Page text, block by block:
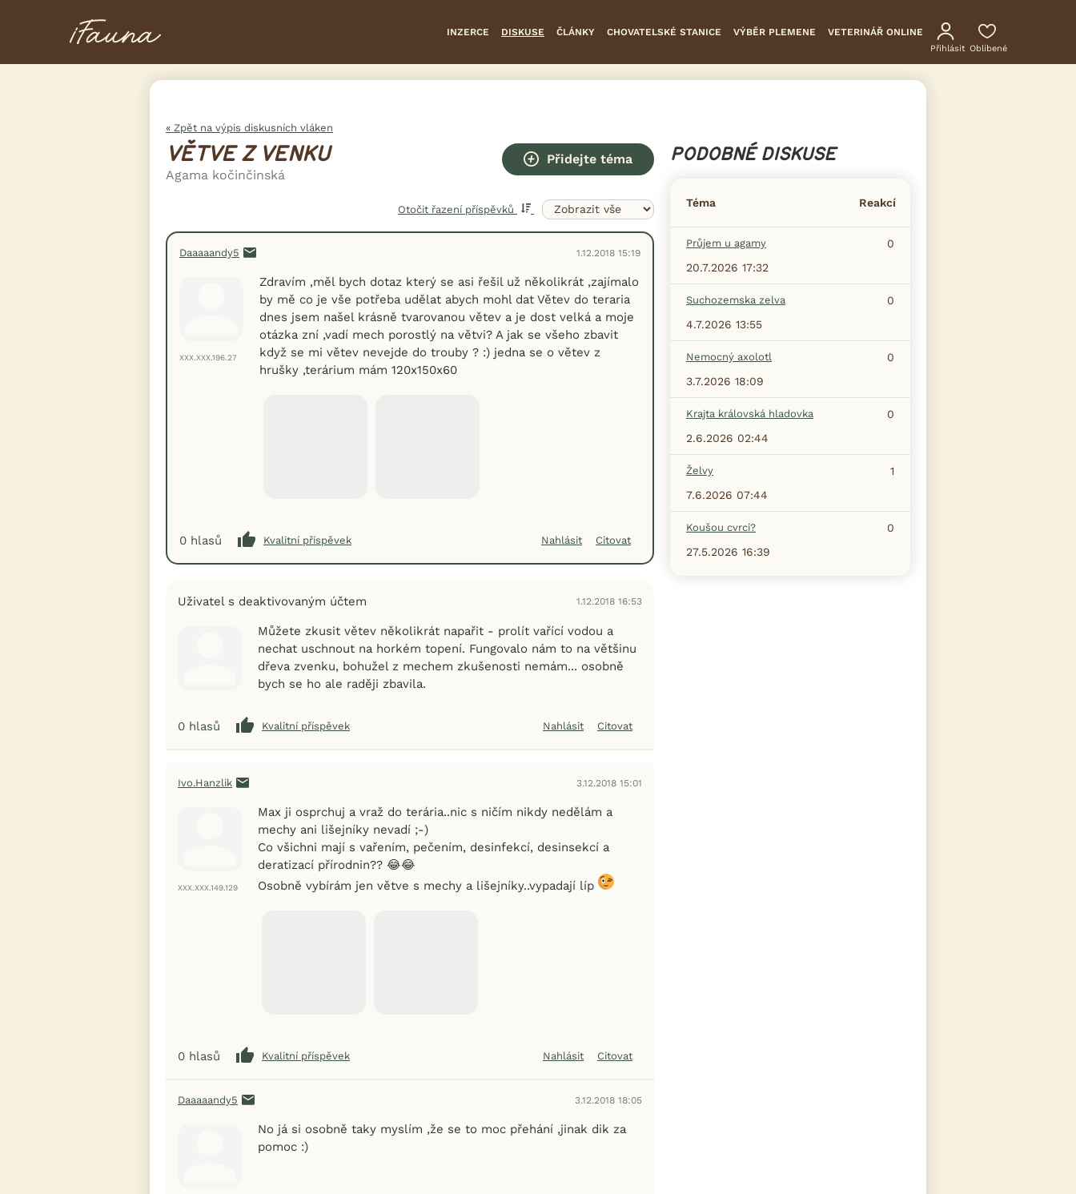
INZERCE DISKUSE ČLÁNKY CHOVATELSKÉ STANICE VÝBĚR PLEMENE VETERINÁŘ ONLINE
Přihlásit Oblíbené
« Zpět na výpis diskusních vláken
VĚTVE Z VENKU
Agama kočinčinská
Přidejte téma
Otočit řazení příspěvků
Daaaaandy5 1.12.2018 15:19
XXX.XXX.196.27
Zdravím ,měl bych dotaz který se asi řešil už několikrát ,zajímalo
by mě co je vše potřeba udělat abych mohl dat Větev do teraria
dnes jsem našel krásně tvarovanou větev a je dost velká a moje
otázka zní ,vadí mech porostlý na větvi? A jak se všeho zbavit
když se mi větev nevejde do trouby ? :) jedna se o větev z
hrušky ,terárium mám 120x150x60
0 hlasů Kvalitní příspěvek Nahlásit Citovat
Uživatel s deaktivovaným účtem 1.12.2018 16:53
Můžete zkusit větev několikrát napařit - prolít vařící vodou a
nechat uschnout na horkém topení. Fungovalo nám to na většinu
dřeva zvenku, bohužel z mechem zkušenosti nemám... osobně
bych se ho ale raději zbavila.
0 hlasů Kvalitní příspěvek Nahlásit Citovat
Ivo.Hanzlik 3.12.2018 15:01
XXX.XXX.149.129
Max ji osprchuj a vraž do terária..nic s ničím nikdy nedělám a
mechy ani lišejníky nevadí ;-)
Co všichni mají s vařením, pečením, desinfekcí, desinsekcí a
deratizací přírodnin?? 😂😂
Osobně vybírám jen větve s mechy a lišejníky..vypadají líp
0 hlasů Kvalitní příspěvek Nahlásit Citovat
Daaaaandy5 3.12.2018 18:05
No já si osobně taky myslím ,že se to moc přehání ,jinak dik za
pomoc :)
PODOBNÉ DISKUSE
Téma Reakcí
Průjem u agamy
0
20.7.2026 17:32
Suchozemska zelva
0
4.7.2026 13:55
Nemocný axolotl
0
3.7.2026 18:09
Krajta královská hladovka
0
2.6.2026 02:44
Želvy
1
7.6.2026 07:44
Koušou cvrci?
0
27.5.2026 16:39